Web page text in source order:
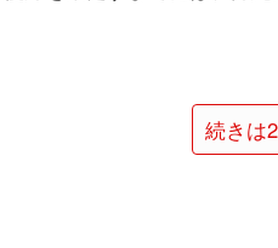
続きは